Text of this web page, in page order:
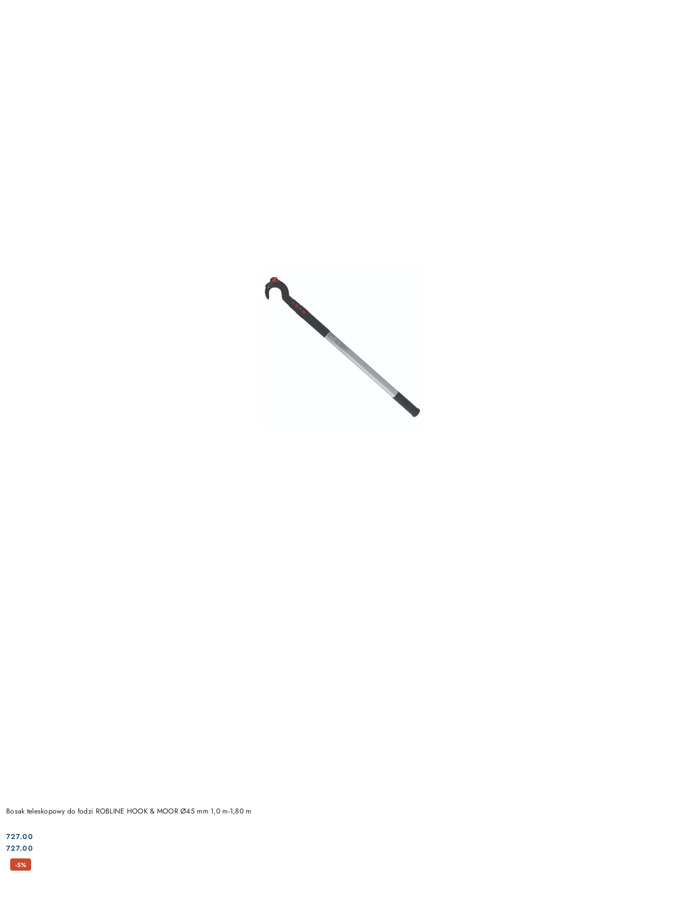
Bosak teleskopowy do łodzi ROBLINE HOOK & MOOR Ø45 mm 1,0 m-1,80 m
Cena:
727.00
Cena:
727.00
-5%